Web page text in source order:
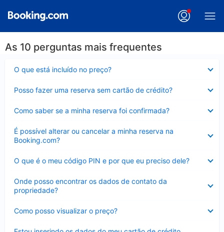
As 10 perguntas mais frequentes
O que está incluído no preço?
Posso fazer uma reserva sem cartão de crédito?
Como saber se a minha reserva foi confirmada?
É possível alterar ou cancelar a minha reserva na
Booking.com?
Contraído
O que é o meu código PIN e por que eu preciso dele?
Onde posso encontrar os dados de contato da
propriedade?
Como posso visualizar o preço?